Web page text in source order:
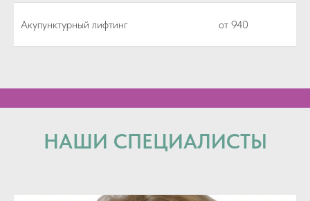
Акупунктурный лифтинг от 940
НАШИ СПЕЦИАЛИСТЫ